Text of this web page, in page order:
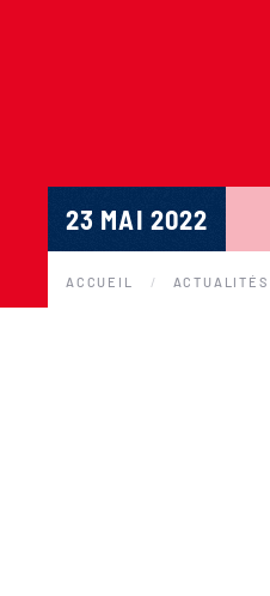
23 MAI 2022
ACCUEIL ACTUALITÉS